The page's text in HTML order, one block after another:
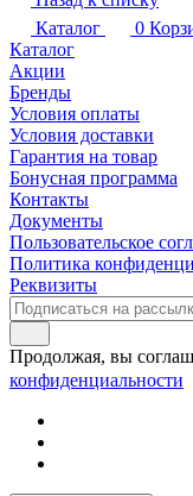
Каталог
0
Каталог
Акции
Бренды
Условия оплаты
Условия доставки
Гарантия на товар
Бонусная программа
Контакты
Документы
Пользовательское
Политика
Реквизиты
Продолжая, вы
конфиденциальности